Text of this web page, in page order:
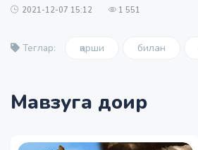
2021-12-07 15:12 1 551
Теглар: қарши билан
Мавзуга доир